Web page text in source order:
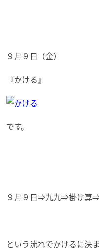
９月９日（金）
『かける』
です。
９月９日⇒九九⇒掛け算
という流れでかけるに決